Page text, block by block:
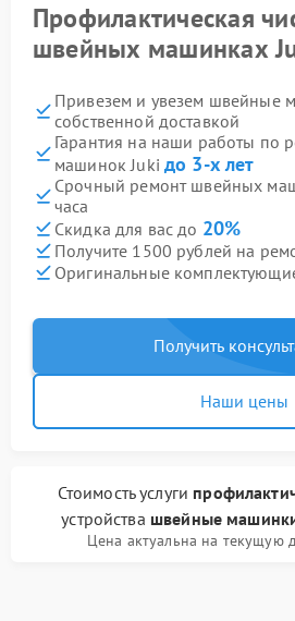
Профилактическая
швейных машинках
Привезем и увезем швейные
собственной доставкой
Гарантия на наши работы по
машинок Juki до 3-х лет
Срочный ремонт швейных
часа
Скидка для вас до 20%
Получите 1500 рублей на
Оригинальные
Получить
Наши цены
Стоимость услуги
устройства швейные
Цена актуальна на текущую